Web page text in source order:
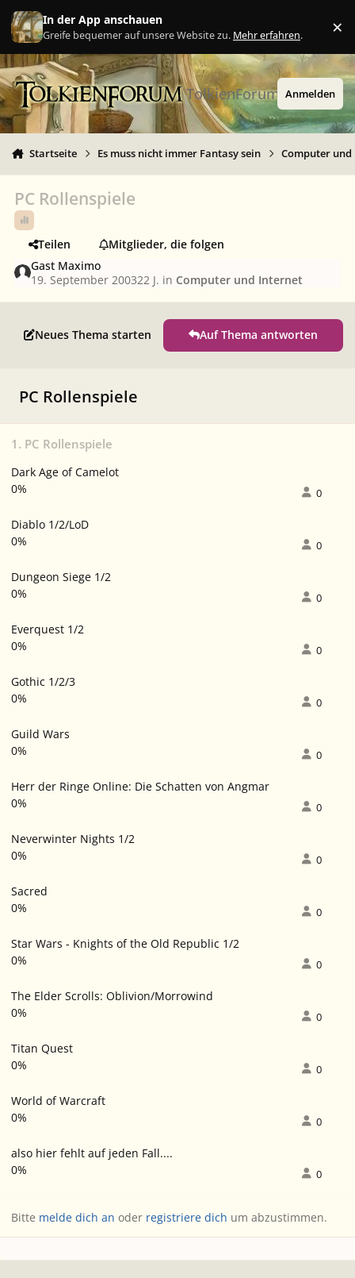
Zu Inhalt springen
In der App anschauen
Greife bequemer auf unsere Website zu. Mehr erfahren. ×
TolkienForum Anmelden
Startseite Es muss nicht immer Fantasy sein Computer
PC Rollenspiele
Teilen
Mitglieder, die folgen
Gast Maximo
19. September 200322 J. in Computer und Internet
Neues Thema starten Auf Thema antworten
PC Rollenspiele
1. PC Rollenspiele
Dark Age of Camelot
0%
0
Diablo 1/2/LoD
0%
0
Dungeon Siege 1/2
0%
0
Everquest 1/2
0%
0
Gothic 1/2/3
0%
0
Guild Wars
0%
0
Herr der Ringe Online: Die Schatten von Angmar
0%
0
Neverwinter Nights 1/2
0%
0
Sacred
0%
0
Star Wars - Knights of the Old Republic 1/2
0%
0
The Elder Scrolls: Oblivion/Morrowind
0%
0
Titan Quest
0%
0
World of Warcraft
0%
0
also hier fehlt auf jeden Fall....
0%
0
Bitte melde dich an oder registriere dich um abzustimmen.